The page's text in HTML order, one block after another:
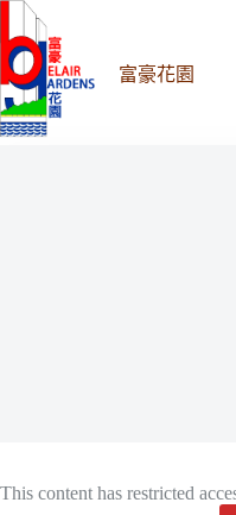
至
主
要
內
富豪花園
This content has restricted